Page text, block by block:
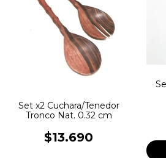
Set x2 Cuchara/Tenedor
Tronco Nat. 0.32 cm
$13.690